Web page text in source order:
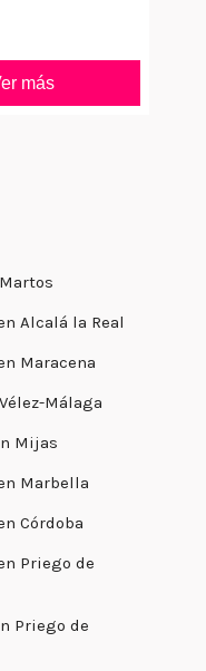
más
Alcalá la Real
Maracena
Málaga
Mijas
Marbella
Córdoba
Priego de
Priego de